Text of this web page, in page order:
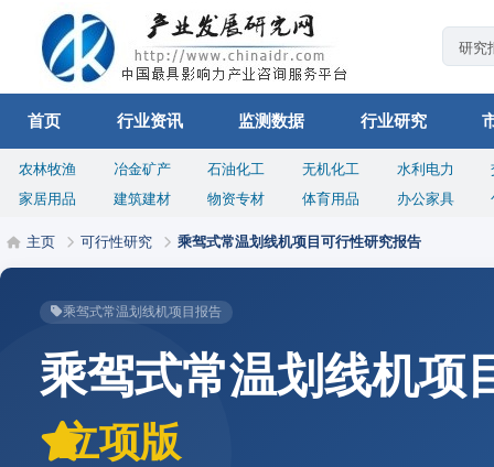
首页 行业资讯 监测数据 行业研究
农林牧渔 冶金矿产 石油化工 无机化工 水利电力
家居用品
建筑建材 物资专材 体育用品 办公家具
主页 可行性研究 乘驾式常温划线机项目可行性研究报告
乘驾式常温划线机项目报告
乘驾式常温划线机项
立项版